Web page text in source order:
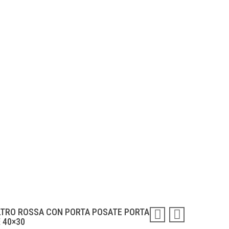
ROSSA CON PORTA POSATE PORTA
40×30